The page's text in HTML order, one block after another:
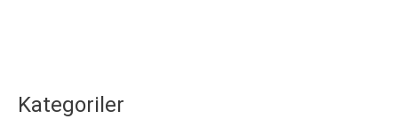
Kategoriler